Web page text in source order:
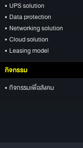
• UPS solution
• Data protection
• Networking solution
• Cloud solution
• Leasing model
กิจกรรม
• กิจกรรมเพื่อสังคม